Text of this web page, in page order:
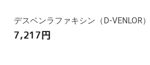
デスベンラファキシン（D-VENLOR
7,217円